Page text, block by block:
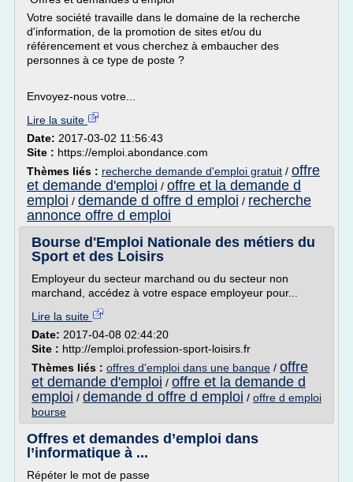
Votre société travaille dans le domaine de la recherche
d'information, de la promotion de sites et/ou du
référencement et vous cherchez à embaucher des
personnes à ce type de poste ?
Envoyez-nous votre...
Lire la suite
Date: 2017-03-02 11:56:43
Site : https://emploi.abondance.com
Thèmes liés : recherche demande d'emploi gratuit / offre
et demande d'emploi / offre et la demande d
emploi / demande d offre d emploi / recherche
annonce offre d emploi
Bourse d'Emploi Nationale des métiers du
Sport et des Loisirs
Employeur du secteur marchand ou du secteur non
marchand, accédez à votre espace employeur pour...
Lire la suite
Date: 2017-04-08 02:44:20
Site : http://emploi.profession-sport-loisirs.fr
Thèmes liés : offres d'emploi dans une banque / offre
et demande d'emploi / offre et la demande d
emploi / demande d offre d emploi / offre d emploi
bourse
Offres et demandes d’emploi dans
l’informatique à ...
Répéter le mot de passe